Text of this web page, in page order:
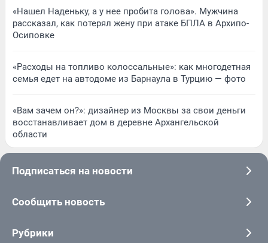
«Нашел Наденьку, а у нее пробита голова». Мужчина
рассказал, как потерял жену при атаке БПЛА в Архипо-
Осиповке
«Расходы на топливо колоссальные»: как многодетная
семья едет на автодоме из Барнаула в Турцию — фото
«Вам зачем он?»: дизайнер из Москвы за свои деньги
восстанавливает дом в деревне Архангельской
области
Подписаться на новости
Сообщить новость
Рубрики